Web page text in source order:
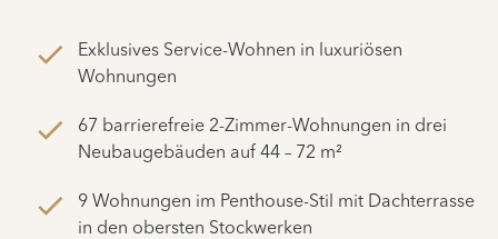
Exklusives Service-Wohnen in luxuriösen
Wohnungen
67 barrierefreie 2-Zimmer-Wohnungen in drei
Neubaugebäuden auf 44 – 72 m²
9 Wohnungen im Penthouse-Stil mit Dachterrasse
in den obersten Stockwerken